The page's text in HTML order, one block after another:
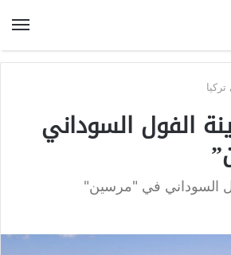
الفول السوداني
السوداني في "مرسين"